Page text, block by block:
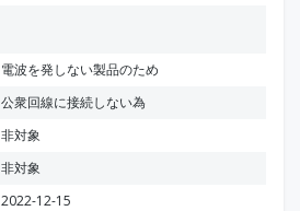
電波を発しない製品のため
公衆回線に接続しない為
非対象
非対象
2022-12-15